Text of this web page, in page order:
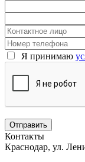
Я принимаю
Контакты
Краснодар, ул.